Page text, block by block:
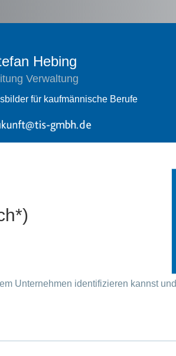
Hebing
Verwaltung
für kaufmännische Berufe
Unternehmen identifizieren kannst